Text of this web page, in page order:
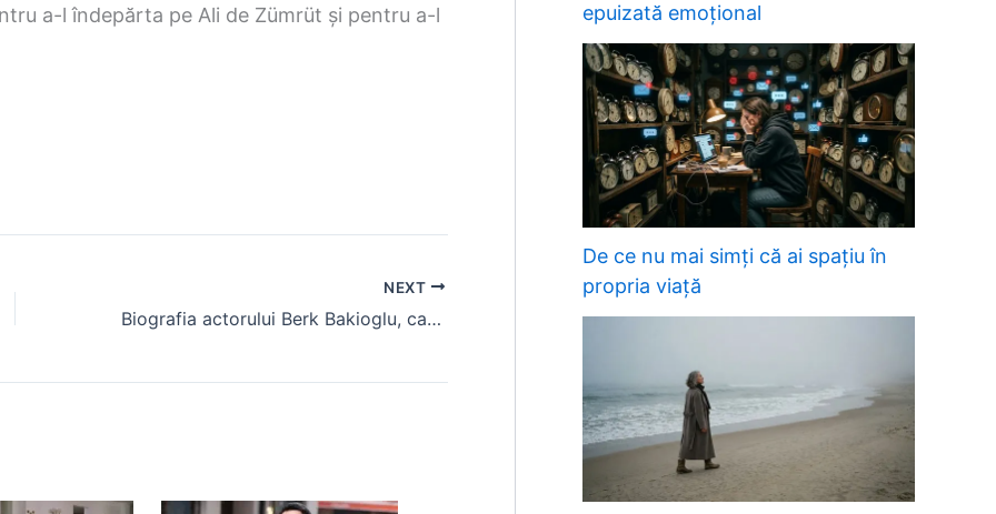
a-l îndepărta pe Ali de Zümrüt și pentru a-l
NEXT
Biografia actorului Berk Bakioglu, care joacă rolul lui Ayaz în serialul “Totul pentru familia mea”
epuizată emoțional
De ce nu mai simți că ai spațiu în
propria viață